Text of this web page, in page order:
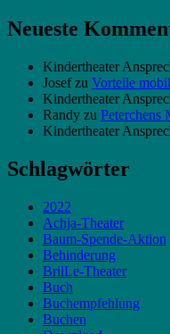
Neueste
Kindertheater
Josefzu Vorteile
Kindertheater
Randy zu Peterchens
Kindertheater
Schlagwörter
2022
Achja-Theater
Baum-Spende-Aktion
Behinderung
BrilLe-Theater
Buch
Buchempfehlung
Buchen